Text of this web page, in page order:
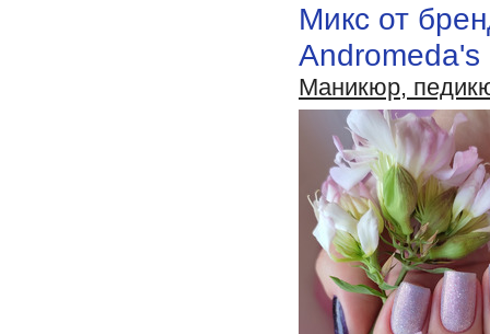
Микс от
Маникюр,